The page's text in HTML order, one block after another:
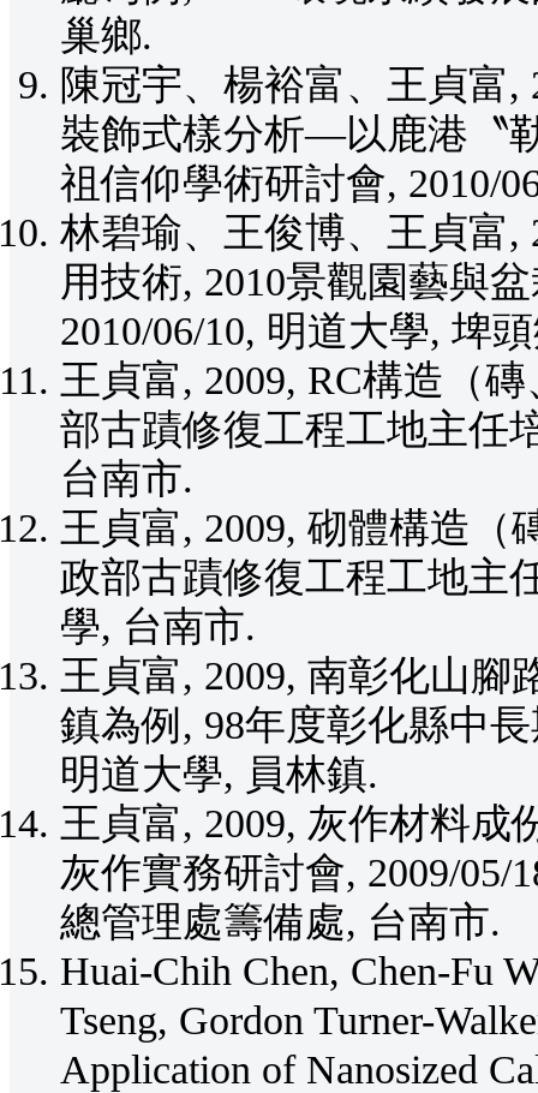
巢鄉.
陳冠宇、楊裕富、王貞富,
裝飾式樣分析—以鹿港〝
祖信仰學術研討會, 2010/
林碧瑜、王俊博、王貞富,
用技術, 2010景觀園藝與
2010/06/10, 明道大學, 埤
王貞富, 2009, RC構造（
部古蹟修復工程工地主任
台南市.
王貞富, 2009, 砌體構造
政部古蹟修復工程工地主
學, 台南市.
王貞富, 2009, 南彰化山
鎮為例, 98年度彰化縣中
明道大學, 員林鎮.
王貞富, 2009, 灰作材料
灰作實務研討會, 2009/
總管理處籌備處, 台南市.
Huai-Chih Chen, Chen-Fu
Tseng, Gordon Turner-
Application of Nanosized